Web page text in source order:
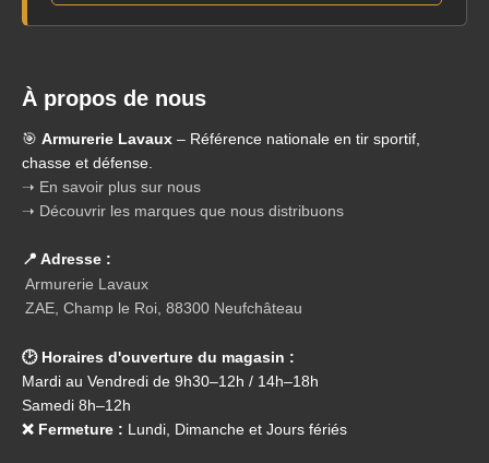
À propos de nous
🎯 Armurerie Lavaux – Référence nationale en tir sportif,
chasse et défense.
➝ En savoir plus sur nous
➝ Découvrir les marques que nous distribuons
📍 Adresse :
Armurerie Lavaux
ZAE, Champ le Roi, 88300 Neufchâteau
🕑 Horaires d'ouverture du magasin :
Mardi au Vendredi de 9h30–12h / 14h–18h
Samedi 8h–12h
❌ Fermeture : Lundi, Dimanche et Jours fériés